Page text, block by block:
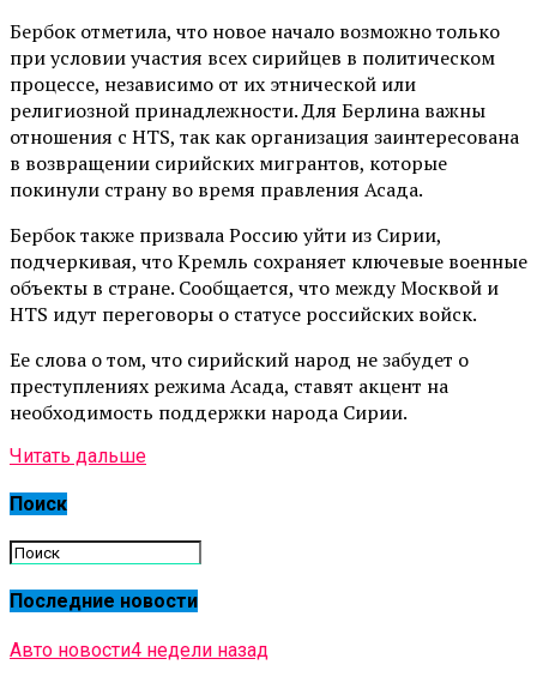
Бербок отметила, что новое начало возможно только
при условии участия всех сирийцев в политическом
процессе, независимо от их этнической или
религиозной принадлежности. Для Берлина важны
отношения с HTS, так как организация заинтересована
в возвращении сирийских мигрантов, которые
покинули страну во время правления Асада.
Бербок также призвала Россию уйти из Сирии,
подчеркивая, что Кремль сохраняет ключевые военные
объекты в стране. Сообщается, что между Москвой и
HTS идут переговоры о статусе российских войск.
Ее слова о том, что сирийский народ не забудет о
преступлениях режима Асада, ставят акцент на
необходимость поддержки народа Сирии.
Читать дальше
Поиск
Последние новости
Авто новости4 недели назад